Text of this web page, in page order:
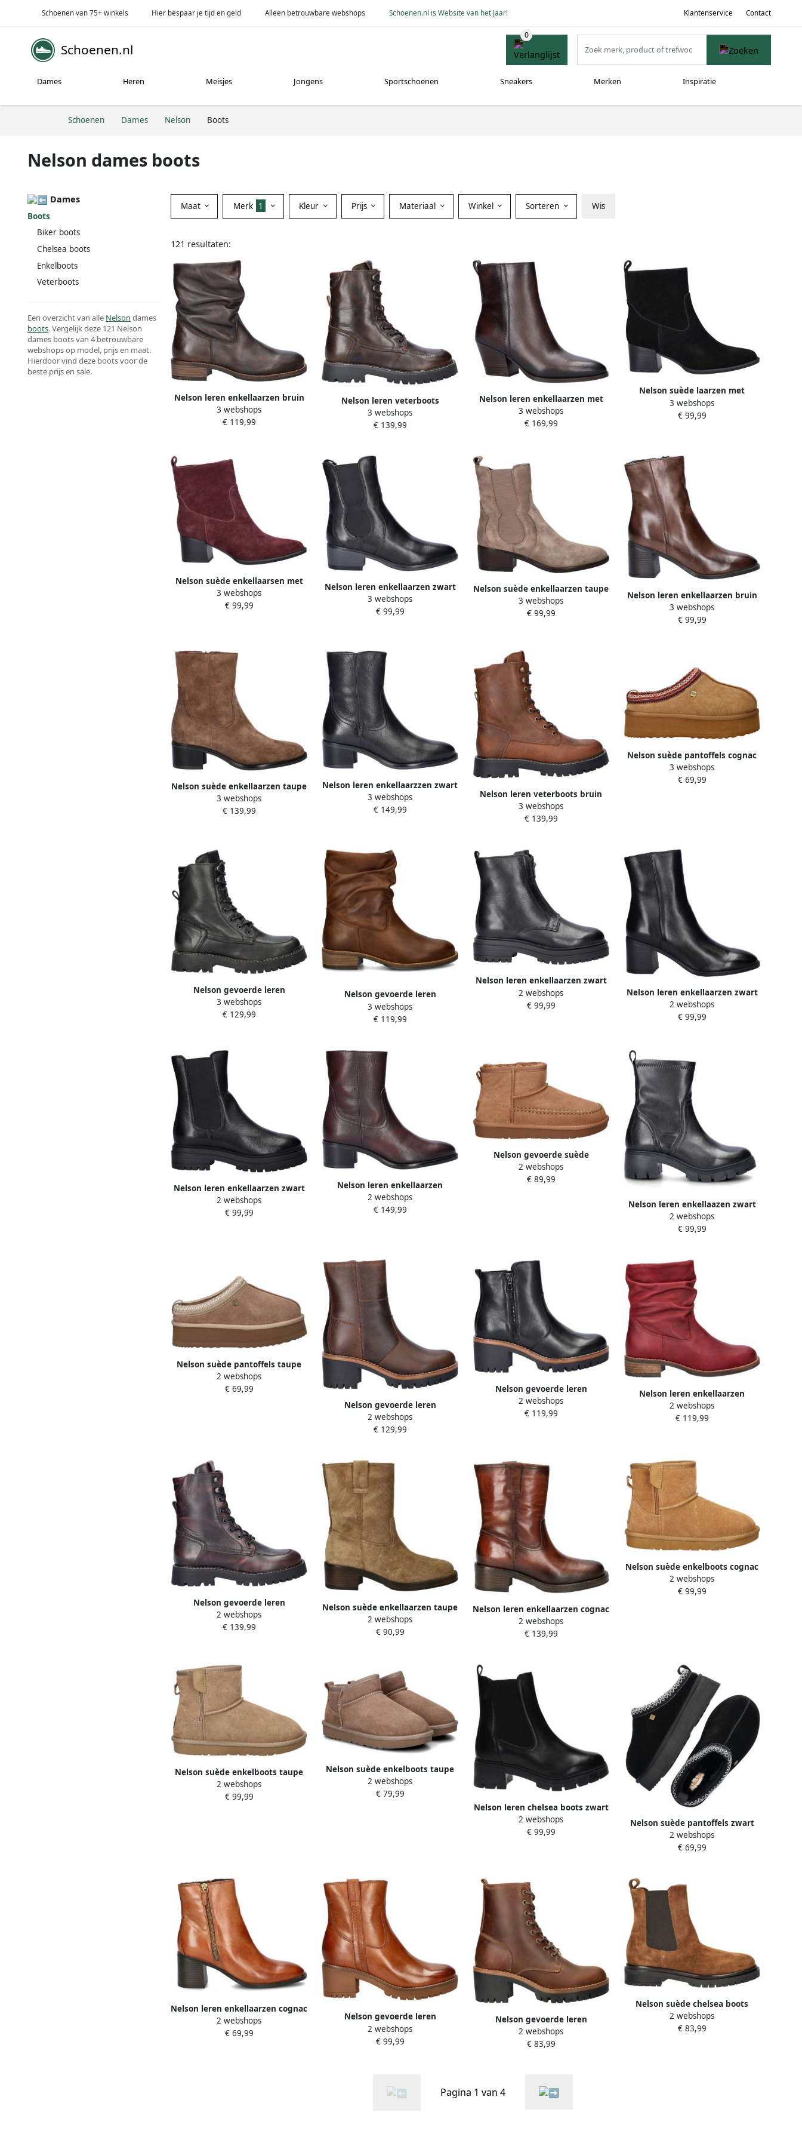
Schoenen van 75+ winkels Hier bespaar je tijd en geld Alleen betrouwbare webshops Schoenen.nl is Website van het Jaar! Klantenservice Contact
Schoenen.nl
Dames Heren Meisjes Jongens Sportschoenen Sneakers Merken Inspiratie
Schoenen Dames Nelson Boots
Nelson dames boots
Dames
Boots
Biker boots
Chelsea boots
Enkelboots
Veterboots
Een overzicht van alle Nelson dames
boots. Vergelijk deze 121 Nelson
dames boots van 4 betrouwbare
webshops op model, prijs en maat.
Hierdoor vind deze boots voor de
beste prijs en sale.
Maat Merk 1 Kleur Prijs Materiaal Winkel Sorteren Wis
121 resultaten:
Nelson leren enkellaarzen bruin
3 webshops
€ 119,99
Nelson leren veterboots
3 webshops
€ 139,99
Nelson leren enkellaarzen met
blokhak bruin
3 webshops
€ 169,99
Nelson suède laarzen met
blokhak zwart
3 webshops
€ 99,99
Nelson suède enkellaarsen met
blokhak bordeaux
3 webshops
€ 99,99
Nelson leren enkellaarzen zwart
3 webshops
€ 99,99
Nelson suède enkellaarzen taupe
3 webshops
€ 99,99
Nelson leren enkellaarzen bruin
3 webshops
€ 99,99
Nelson suède enkellaarzen taupe
3 webshops
€ 139,99
Nelson leren enkellaarzzen zwart
3 webshops
€ 149,99
Nelson leren veterboots bruin
3 webshops
€ 139,99
Nelson suède pantoffels cognac
3 webshops
€ 69,99
Nelson gevoerde leren
veterboots zwart
3 webshops
€ 129,99
Nelson gevoerde leren
enkellaarzen bruin
3 webshops
€ 119,99
Nelson leren enkellaarzen zwart
2 webshops
€ 99,99
Nelson leren enkellaarzen zwart
2 webshops
€ 99,99
Nelson leren enkellaarzen zwart
2 webshops
€ 99,99
Nelson leren enkellaarzen
bordeaux
2 webshops
€ 149,99
Nelson gevoerde suède
enkelboots cognac
2 webshops
€ 89,99
Nelson leren enkellaazen zwart
2 webshops
€ 99,99
Nelson suède pantoffels taupe
2 webshops
€ 69,99
Nelson gevoerde leren
enkellaarzen bruin
2 webshops
€ 129,99
Nelson gevoerde leren
enkellaarzen zwart
2 webshops
€ 119,99
Nelson leren enkellaarzen
bordeaux
2 webshops
€ 119,99
Nelson gevoerde leren
veterboots bordeaux
2 webshops
€ 139,99
Nelson suède enkellaarzen taupe
2 webshops
€ 90,99
Nelson leren enkellaarzen cognac
2 webshops
€ 139,99
Nelson suède enkelboots cognac
2 webshops
€ 99,99
Nelson suède enkelboots taupe
2 webshops
€ 99,99
Nelson suède enkelboots taupe
2 webshops
€ 79,99
Nelson leren chelsea boots zwart
2 webshops
€ 99,99
Nelson suède pantoffels zwart
2 webshops
€ 69,99
Nelson leren enkellaarzen cognac
2 webshops
€ 69,99
Nelson gevoerde leren
enkellaarzen cognac
2 webshops
€ 99,99
Nelson gevoerde leren
veterboots cognac
2 webshops
€ 83,99
Nelson suède chelsea boots
cognac
2 webshops
€ 83,99
Pagina 1 van 4